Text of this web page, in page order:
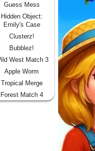
Guess Mess
Hidden Object:
Emily's Case
Clusterz!
Bubblez!
West Match 3
Apple Worm
Tropical Merge
Forest Match 4